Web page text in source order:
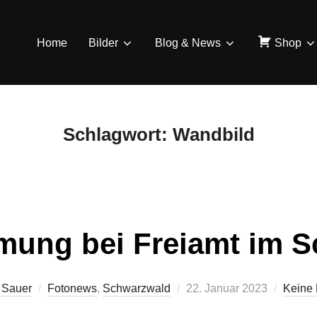
Home Bilder Blog & News Shop
Schlagwort: Wandbild
bei Freiamt im
Fotonews, Schwarzwald
Veröffentlicht
22. Januar 2023 Keine